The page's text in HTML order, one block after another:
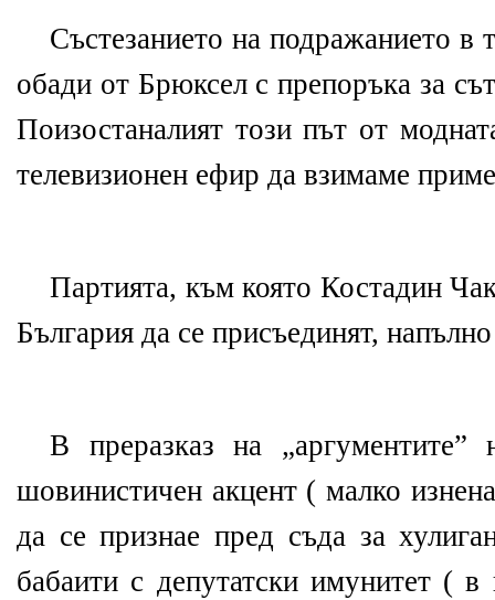
Състезанието на подражанието
обади от Брюксел с препоръка за
Поизостаналият този път от
телевизионен ефир да взимаме
Партията, към която Костадин
България да се присъединят,
В преразказ на
шовинистичен акцент ( малко
да се признае пред съда за
бабаити с депутатски имунитет (